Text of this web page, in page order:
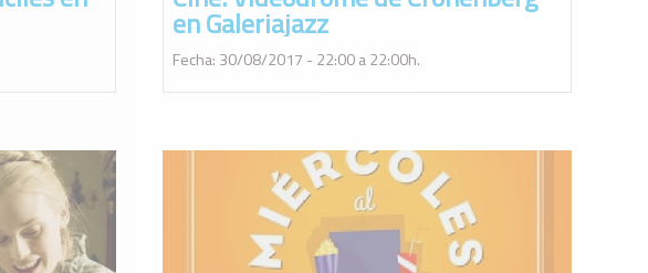
en Galeriajazz
Fecha: 30/08/2017 - 22:00 a 22:00h.